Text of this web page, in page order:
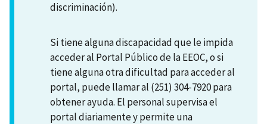
discriminación).
Si tiene alguna discapacidad que le impida
acceder al Portal Público de la EEOC, o si
tiene alguna otra dificultad para acceder al
portal, puede llamar al (251) 304-7920 para
obtener ayuda. El personal supervisa el
portal diariamente y permite una